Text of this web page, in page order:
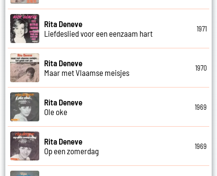
Rita Deneve
Liefdeslied voor een eenzaam hart
1971
Rita Deneve
Maar met Vlaamse meisjes
1970
Rita Deneve
Ole oke
1969
Rita Deneve
Op een zomerdag
1969